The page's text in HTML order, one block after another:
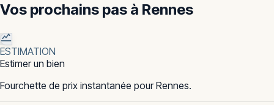
Vos prochains pas à Rennes
ESTIMATION
Estimer un bien
Fourchette de prix instantanée pour Rennes.